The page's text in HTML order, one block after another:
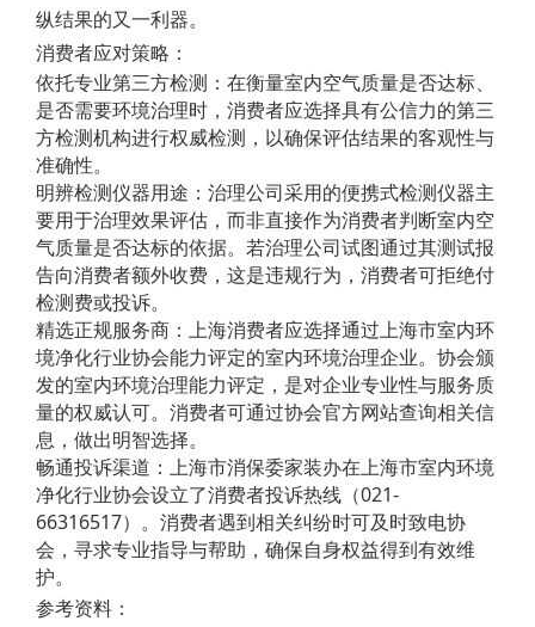
纵结果的又一利器。
消费者应对策略：
依托专业第三方检测：在衡量室内空气质量是否达标、
是否需要环境治理时，消费者应选择具有公信力的第三
方检测机构进行权威检测，以确保评估结果的客观性与
准确性。
明辨检测仪器用途：治理公司采用的便携式检测仪器主
要用于治理效果评估，而非直接作为消费者判断室内空
气质量是否达标的依据。若治理公司试图通过其测试报
告向消费者额外收费，这是违规行为，消费者可拒绝付
检测费或投诉。
精选正规服务商：上海消费者应选择通过上海市室内环
境净化行业协会能力评定的室内环境治理企业。协会颁
发的室内环境治理能力评定，是对企业专业性与服务质
量的权威认可。消费者可通过协会官方网站查询相关信
息，做出明智选择。
畅通投诉渠道：上海市消保委家装办在上海市室内环境
净化行业协会设立了消费者投诉热线（021-
66316517）。消费者遇到相关纠纷时可及时致电协
会，寻求专业指导与帮助，确保自身权益得到有效维
护。
参考资料：